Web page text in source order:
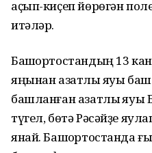
аҫып-киҫеп йөрөгән
итәләр.
Башҡортостандың 13
яңынан азатлыҡ яуы
башланған азатлыҡ яуы
түгел, бөтә Рәсәйҙе
янай. Башҡортостанда